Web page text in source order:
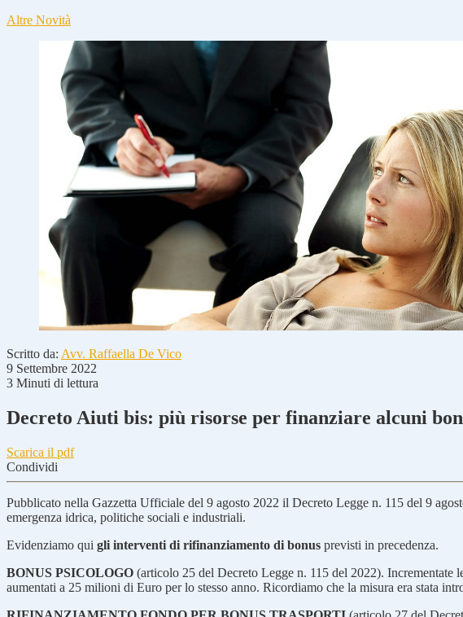
Altre Novità
Scritto da: Avv. Raffaella De Vico
9 Settembre 2022
3 Minuti di lettura
Decreto Aiuti bis: più risorse per finanziare alcuni
Scarica il pdf
Condividi
Pubblicato nella Gazzetta Ufficiale del 9 agosto 2022 il Decreto Legge n. 115 del 9
emergenza idrica, politiche sociali e industriali.
Evidenziamo qui gli interventi di rifinanziamento di bonus previsti in precedenza.
BONUS PSICOLOGO (articolo 25 del Decreto Legge n. 115 del 2022).
aumentati a 25 milioni di Euro per lo stesso anno. Ricordiamo che la misura era stata